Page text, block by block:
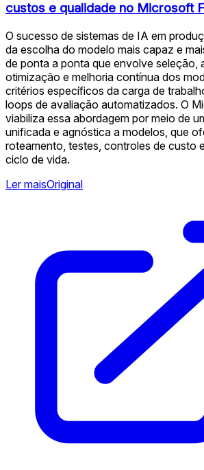
custos e qualidade no Microsoft
O sucesso de sistemas de IA em
da escolha do modelo mais capaz e
de ponta a ponta que envolve seleção,
otimização e melhoria contínua dos
critérios específicos da carga de
loops de avaliação automatizados. O
viabiliza essa abordagem por meio de
unificada e agnóstica a modelos, que
roteamento, testes, controles de custo
ciclo de vida.
Ler maisOriginal